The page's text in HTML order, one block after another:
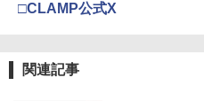
□CLAMP公式X
関連記事